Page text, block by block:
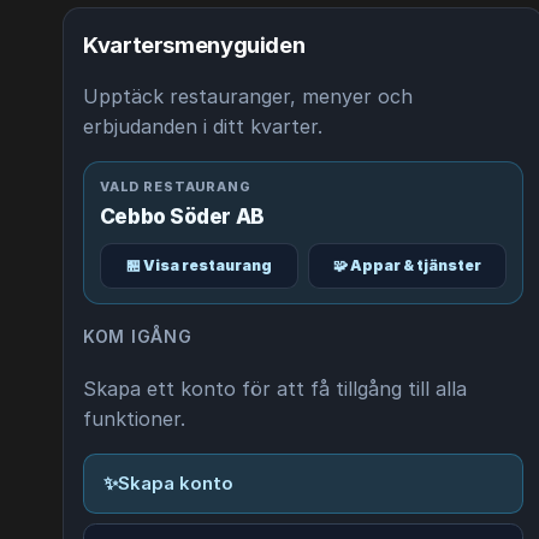
Kvartersmenyguiden
Upptäck restauranger, menyer och
erbjudanden i ditt kvarter.
VALD RESTAURANG
Cebbo Söder AB
🏪 Visa restaurang 🧩 Appar & tjänster
KOM IGÅNG
Skapa ett konto för att få tillgång till alla
funktioner.
✨Skapa konto